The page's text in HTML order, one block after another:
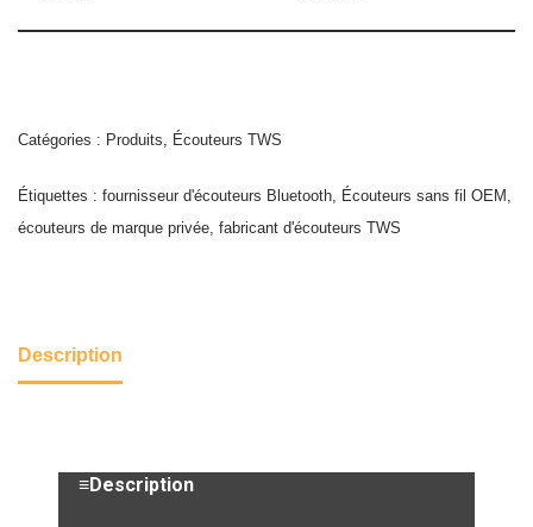
Catégories : Produits, Écouteurs TWS
Étiquettes : fournisseur d'écouteurs Bluetooth, Écouteurs sans fil OEM ,
écouteurs de marque privée, fabricant d'écouteurs TWS
Description
≡Description